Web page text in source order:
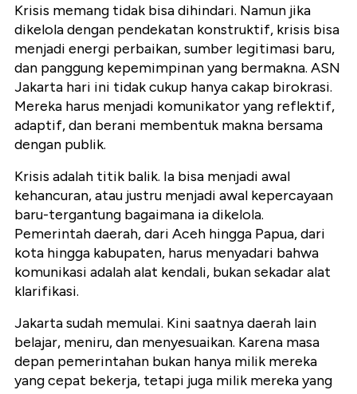
Krisis memang tidak bisa dihindari. Namun jika
dikelola dengan pendekatan konstruktif, krisis bisa
menjadi energi perbaikan, sumber legitimasi baru,
dan panggung kepemimpinan yang bermakna. ASN
Jakarta hari ini tidak cukup hanya cakap birokrasi.
Mereka harus menjadi komunikator yang reflektif,
adaptif, dan berani membentuk makna bersama
dengan publik.
Krisis adalah titik balik. Ia bisa menjadi awal
kehancuran, atau justru menjadi awal kepercayaan
baru-tergantung bagaimana ia dikelola.
Pemerintah daerah, dari Aceh hingga Papua, dari
kota hingga kabupaten, harus menyadari bahwa
komunikasi adalah alat kendali, bukan sekadar alat
klarifikasi.
Jakarta sudah memulai. Kini saatnya daerah lain
belajar, meniru, dan menyesuaikan. Karena masa
depan pemerintahan bukan hanya milik mereka
yang cepat bekerja, tetapi juga milik mereka yang